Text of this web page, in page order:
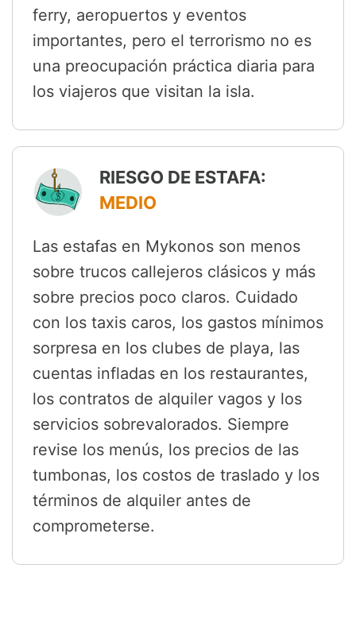
ferry, aeropuertos y eventos
importantes, pero el terrorismo no es
una preocupación práctica diaria para
los viajeros que visitan la isla.
RIESGO DE ESTAFA:
MEDIO
Las estafas en Mykonos son menos
sobre trucos callejeros clásicos y más
sobre precios poco claros. Cuidado
con los taxis caros, los gastos mínimos
sorpresa en los clubes de playa, las
cuentas infladas en los restaurantes,
los contratos de alquiler vagos y los
servicios sobrevalorados. Siempre
revise los menús, los precios de las
tumbonas, los costos de traslado y los
términos de alquiler antes de
comprometerse.